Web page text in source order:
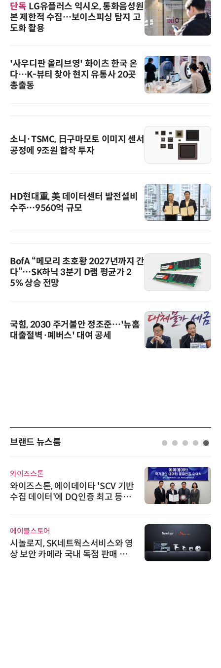
단독 LG유플러스 익시오, 통화음성원
본 제한적 수집…보이스피싱 탐지 고
도화 활용
'사우디판 올리브영' 화이츠 한국 온
다…K-뷰티 찾아 현지 유통사 20곳
총출동
소니·TSMC, 日구마모토 이미지 센서
공정에 9조원 합작 투자
HD현대重, 美 데이터센터 발전설비
수주…9560억 규모
BofA “메모리 초호황 2027년까지 간
다”…SK하닉 3분기 D램 평균가 2
5% 상승 전망
국힘, 2030 주거불안 정조준…'뉴홈
대출절벽·폐버스' 대여 공세
브랜드 뉴스룸
와이즈스톤
와이즈스톤, 에이데이타 'SCV 기반
수집 데이터'에 DQ인증 최고 등급
에이블스토어
시놀로지, SK네트웍스서비스와 영
상 보안 카메라 국내 독점 판매 파